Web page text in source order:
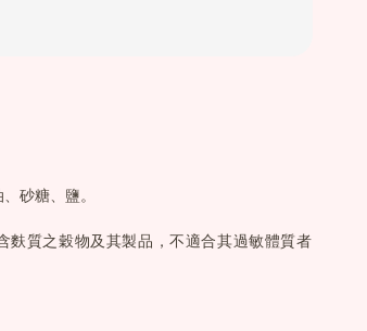
砂糖、 鹽。
麩質之穀物及其製品，不適合其過敏體質者